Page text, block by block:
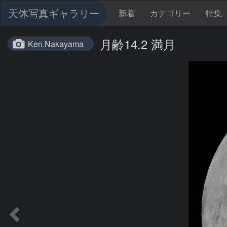
天体写真ギャラリー 新着 カテゴリー 特集
Ken.Nakayama 月齢14.2 満月